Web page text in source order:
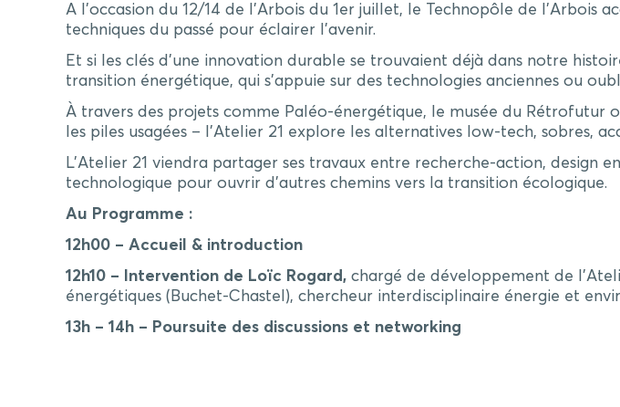
A l’occasion du 12/14 de l’Arbois du 1er juillet, le Technopôle de
techniques du passé pour éclairer l’avenir.
Et si les clés d’une innovation durable se trouvaient déjà dans notre
transition énergétique, qui s’appuie sur des technologies anciennes ou
À travers des projets comme Paléo-énergétique, le musée du Rétrofutur
les piles usagées – l’Atelier 21 explore les alternatives low-tech, sobres,
L’Atelier 21 viendra partager ses travaux entre recherche-action, design
technologique pour ouvrir d’autres chemins vers la transition écologique.
Au Programme :
12h00 – Accueil & introduction
12h10 –
Intervention de Loïc Rogard, chargé de développement de
énergétiques (Buchet-Chastel), chercheur interdisciplinaire énergie et
13h – 14h – Poursuite des discussions et networking